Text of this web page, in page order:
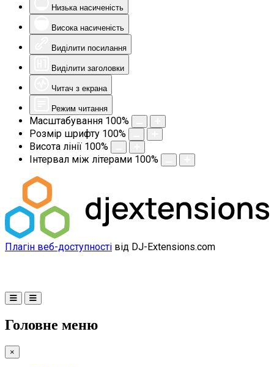
Низька насиченість
Висока насиченість
Виділити посилання
Виділити заголовки
Читач з екрана
Режим читання
Масштабування 100%
Розмір шрифту 100%
Висота лінії 100%
Інтервал між літерами 100%
Плагін веб-доступності від DJ-Extensions.com
Головне меню
×